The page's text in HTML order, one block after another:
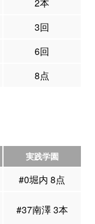
3回
6回
8点
実践学園
#0堀内 8点
#37南澤 3本